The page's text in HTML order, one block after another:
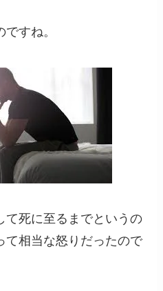
すね。
て死に至るまでというの
て相当な怒りだったので